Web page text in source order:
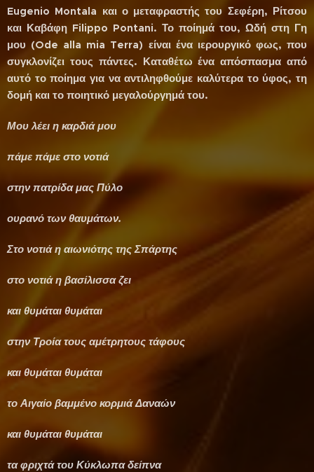
Eugenio Montala και ο μεταφραστής του Σεφέρη, Ρίτσου
και Καβάφη Filippo Pontani. Το ποίημά του, Ωδή στη Γη
μου (Ode alla mia Terra) είναι ένα ιερουργικό φως, που
συγκλονίζει τους πάντες. Καταθέτω ένα απόσπασμα από
αυτό το ποίημα για να αντιληφθούμε καλύτερα το ύφος, τη
δομή και το ποιητικό μεγαλούργημά του.
Μου λέει η καρδιά μου
πάμε πάμε στο νοτιά
στην πατρίδα μας Πύλο
ουρανό των θαυμάτων.
Στο νοτιά η αιωνιότης της Σπάρτης
στο νοτιά η βασίλισσα ζει
και θυμάται θυμάται
στην Τροία τους αμέτρητους τάφους
και θυμάται θυμάται
το Αιγαίο βαμμένο κορμιά Δαναών
και θυμάται θυμάται
τα φριχτά του Κύκλωπα δείπνα